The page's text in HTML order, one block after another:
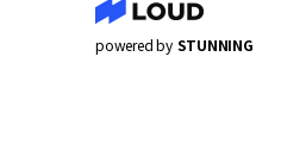
powered by STUNNING